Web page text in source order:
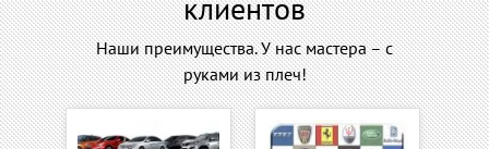
клиентов
Наши преимущества. У нас мастера – с
руками из плеч!